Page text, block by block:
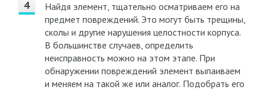
Найдя элемент, тщательно осматриваем его на
предмет повреждений. Это могут быть трещины,
сколы и другие нарушения целостности корпуса.
В большинстве случаев, определить
неисправность можно на этом этапе. При
обнаружении повреждений элемент выпаиваем
и меняем на такой же или аналог. Подобрать его